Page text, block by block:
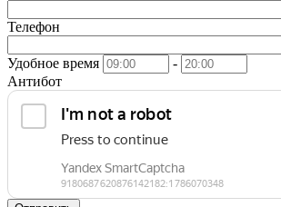
Телефон
Удобное время
-
Антибот